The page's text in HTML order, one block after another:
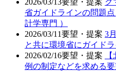
省ガイドラインの問題
計学専門 ）
2026/03/11要望・提案 3
と共に環境省にガイド
2026/02/16要望・提案
例の制定などを求める要